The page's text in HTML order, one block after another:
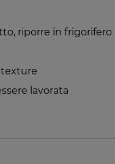
riporre in frigorifero
texture
lavorata